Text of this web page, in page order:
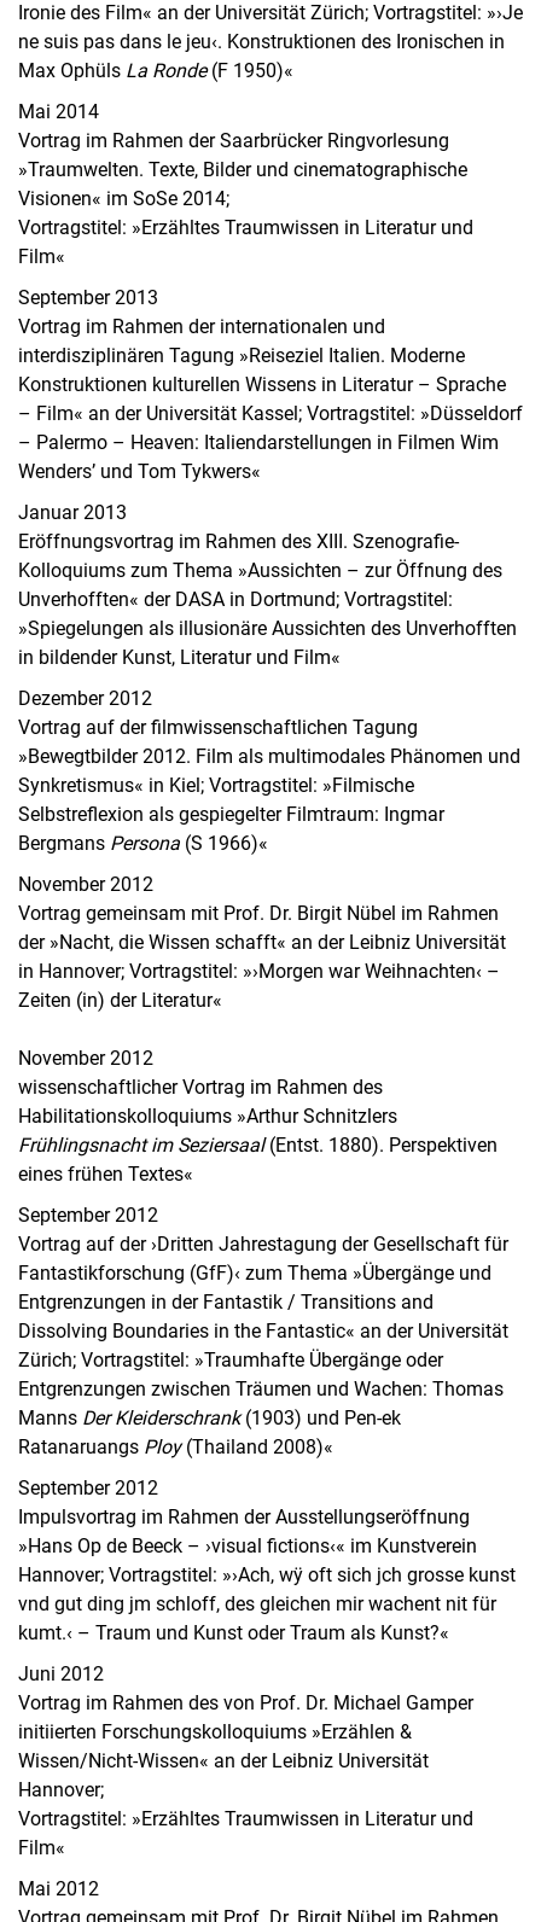
Ironie des Film« an der Universität Zürich; Vortragstitel: »›Je
ne suis pas dans le jeu‹. Konstruktionen des Ironischen in
Max Ophüls La Ronde(F 1950)«
Mai 2014
Vortrag im Rahmen der Saarbrücker Ringvorlesung
»Traumwelten. Texte, Bilder und cinematographische
Visionen« im SoSe 2014;
Vortragstitel: »Erzähltes Traumwissen in Literatur und
Film«
September 2013
Vortrag im Rahmen der internationalen und
interdisziplinären Tagung »Reiseziel Italien. Moderne
Konstruktionen kulturellen Wissens in Literatur – Sprache
– Film« an der Universität Kassel; Vortragstitel: »Düsseldorf
– Palermo – Heaven: Italiendarstellungen in Filmen Wim
Wenders’ und Tom Tykwers«
Januar 2013
Eröffnungsvortrag im Rahmen des XIII. Szenografie-
Kolloquiums zum Thema »Aussichten – zur Öffnung des
Unverhofften« der DASA in Dortmund; Vortragstitel:
»Spiegelungen als illusionäre Aussichten des Unverhofften
in bildender Kunst, Literatur und Film«
Dezember 2012
Vortrag auf der filmwissenschaftlichen Tagung
»Bewegtbilder 2012. Film als multimodales Phänomen und
Synkretismus« in Kiel; Vortragstitel: »Filmische
Selbstreflexion als gespiegelter Filmtraum: Ingmar
Bergmans Persona (S 1966)«
November 2012
Vortrag gemeinsam mit Prof. Dr. Birgit Nübel im Rahmen
der »Nacht, die Wissen schafft« an der Leibniz Universität
in Hannover; Vortragstitel: »›Morgen war Weihnachten‹ –
Zeiten (in) der Literatur«
November 2012
wissenschaftlicher Vortrag im Rahmen des
Habilitationskolloquiums »Arthur Schnitzlers
Frühlingsnacht im Seziersaal(Entst. 1880). Perspektiven
eines frühen Textes«
September 2012
Vortrag auf der ›Dritten Jahrestagung der Gesellschaft für
Fantastikforschung (GfF)‹ zum Thema »Übergänge und
Entgrenzungen in der Fantastik / Transitions and
Dissolving Boundaries in the Fantastic« an der Universität
Zürich; Vortragstitel: »Traumhafte Übergänge oder
Entgrenzungen zwischen Träumen und Wachen: Thomas
Manns Der Kleiderschrank(1903) und Pen-ek
Ratanaruangs Ploy(Thailand 2008)«
September 2012
Impulsvortrag im Rahmen der Ausstellungseröffnung
»Hans Op de Beeck – ›visual fictions‹« im Kunstverein
Hannover; Vortragstitel: »›Ach, wÿ oft sich jch grosse kunst
vnd gut ding jm schloff, des gleichen mir wachent nit für
kumt.‹ – Traum und Kunst oder Traum als Kunst?«
Juni 2012
Vortrag im Rahmen des von Prof. Dr. Michael Gamper
initiierten Forschungskolloquiums »Erzählen &
Wissen/Nicht-Wissen« an der Leibniz Universität
Hannover;
Vortragstitel: »Erzähltes Traumwissen in Literatur und
Film«
Mai 2012